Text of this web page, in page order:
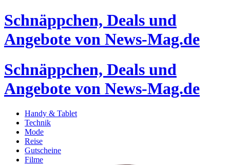
Schnäppchen, Deals und
Angebote von News-Mag.de
Schnäppchen, Deals und
Angebote von News-Mag.de
Handy & Tablet
Technik
Mode
Reise
Gutscheine
Filme